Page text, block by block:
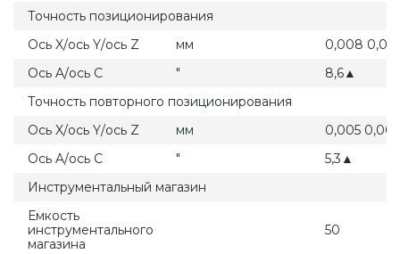
Точность позиционирования
Ось X/ось Y/ось Z
мм
0,008
Ось A/ось C
″
8,6▲
Точность повторного позиционирования
Ось X/ось Y/ось Z
мм
0,005
Ось A/ось C
″
5,3▲
Инструментальный магазин
Емкость
инструментального
магазина
50